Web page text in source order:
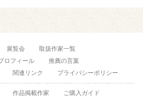
展覧会
取扱作家一覧
ロフィール
推薦の言葉
関連リンク プライバシーポリシー
作品掲載作家
ご購入ガイド